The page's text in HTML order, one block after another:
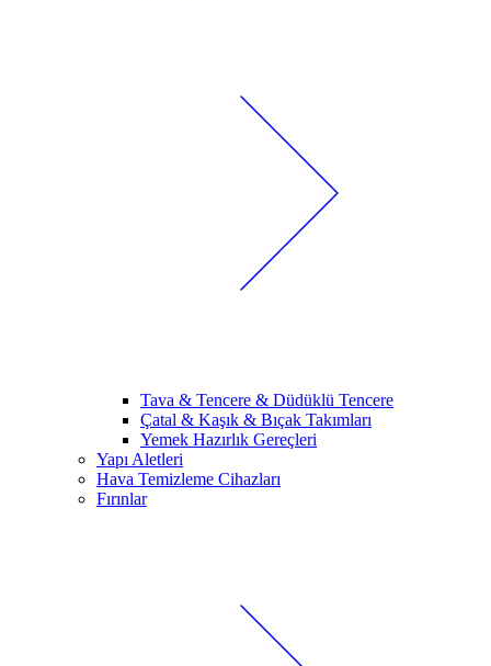
Tava & Tencere & Düdüklü Tencere
Çatal & Kaşık & Bıçak Takımları
Yemek Hazırlık Gereçleri
Yapı Aletleri
Hava Temizleme Cihazları
Fırınlar